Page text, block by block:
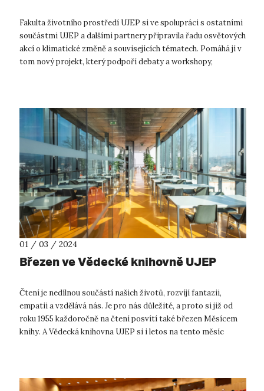
Fakulta životního prostředí UJEP si ve spolupráci s ostatními
součástmi UJEP a dalšími partnery připravila řadu osvětových
akcí o klimatické změně a souvisejících tématech. Pomáhá jí v
tom nový projekt, který podpoří debaty a workshopy,
01 / 03 / 2024
Březen ve Vědecké knihovně UJEP
Čtení je nedílnou součástí našich životů, rozvíjí fantazii,
empatii a vzdělává nás. Je pro nás důležité, a proto si již od
roku 1955 každoročně na čtení posvítí také březen Měsícem
knihy. A Vědecká knihovna UJEP si i letos na tento měsíc